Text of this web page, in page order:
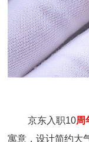
京东入职10周
寓意，设计简约大